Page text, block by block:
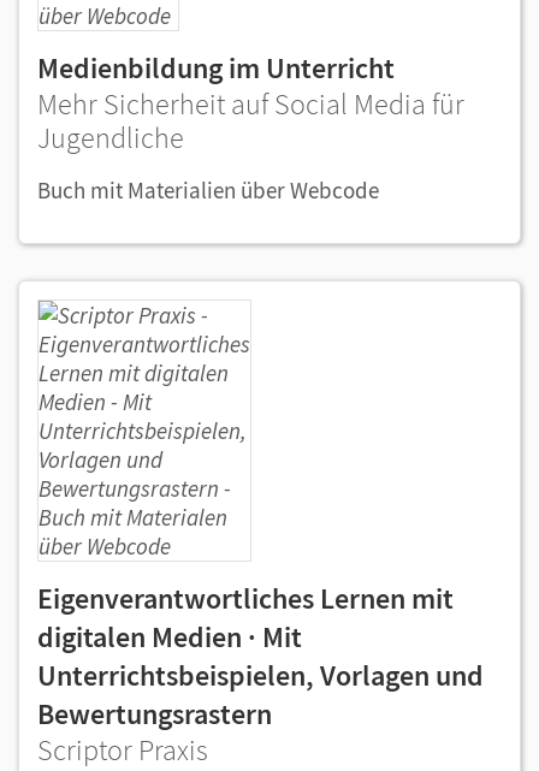
Medienbildung im Unterricht
Mehr Sicherheit auf Social Media für
Jugendliche
Buch mit Materialien über Webcode
Eigenverantwortliches Lernen mit
digitalen Medien · Mit
Unterrichtsbeispielen, Vorlagen und
Bewertungsrastern
Scriptor Praxis